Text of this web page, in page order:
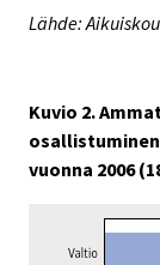
Lähde:
Kuvio 2.
vuonna 2006